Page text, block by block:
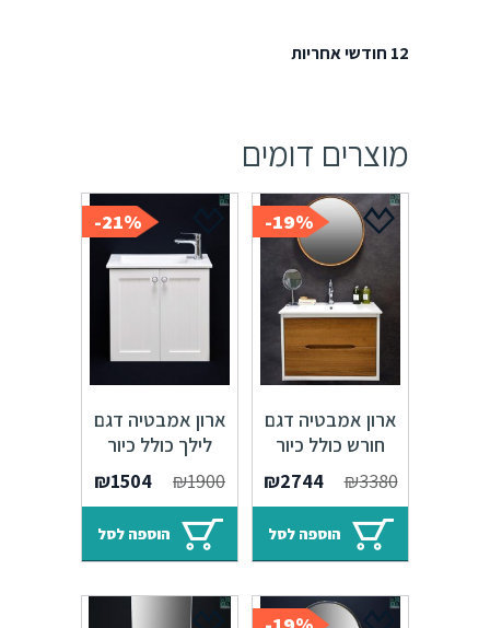
12 חודשי אחריות
מוצרים דומים
19%-
ארון אמבטיה דגם
חורש כולל כיור
איטגרלי או משטח
עץ אלון
₪3380
המחיר
המקורי
היה:
₪3380.
₪2744
המחיר
הנוכחי
₪2744.
הוספה לסל
21%-
ארון אמבטיה דגם
לילך כולל כיור
איטגרלי או משטח
עץ אלון
₪1900
המחיר
המקורי
היה:
₪1900.
₪1504
הנוכחי
₪1504.
הוספה לסל